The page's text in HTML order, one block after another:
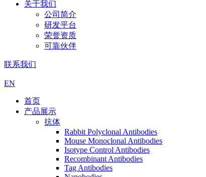
关于我们
公司简介
研发平台
荣誉资质
可靠伙伴
联系我们
EN
首页
产品展示
抗体
Rabbit Polyclonal Antibodies
Mouse Monoclonal Antibodies
Isotype Control Antibodies
Recombinant Antibodies
Tag Antibodies